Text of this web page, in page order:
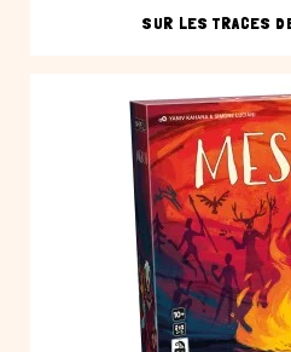
SUR LES TRACES